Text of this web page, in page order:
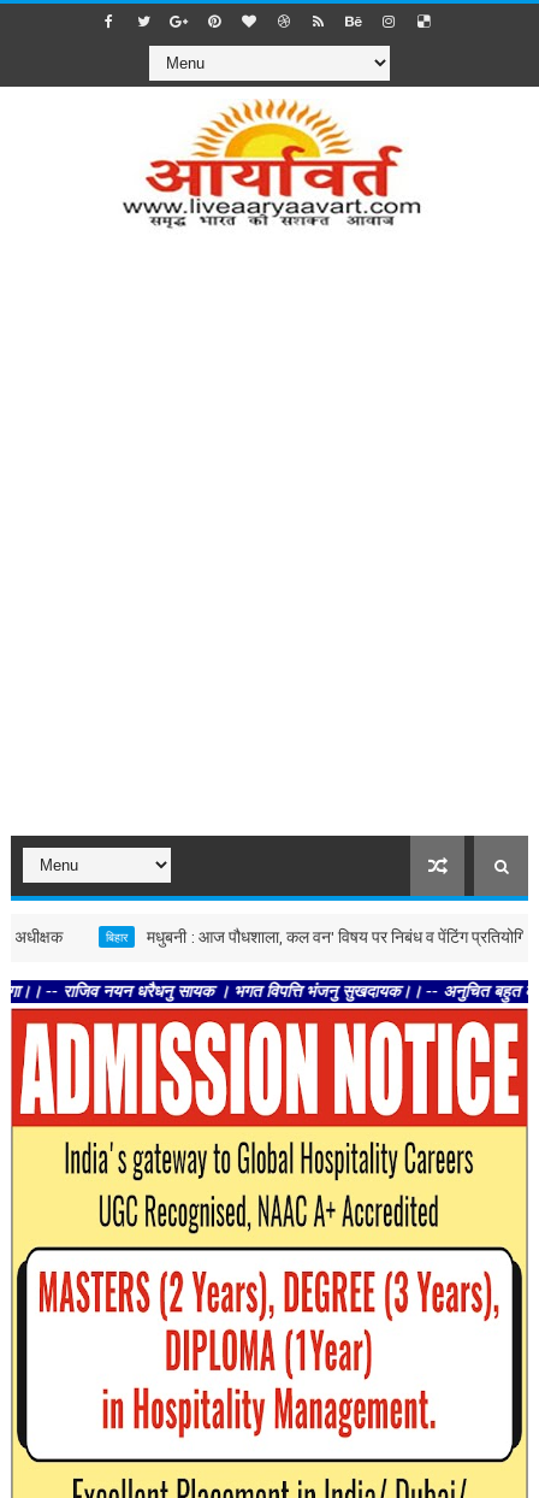
बिहार मधुबनी : आज पौधशाला, कल वन' विषय पर निबंध व पेंटिंग प्रतियोगिता में
धरैधनु सायक । भगत विपत्ति भंजनु सुखदायक।। -- अनुचित बहुत कहेउं अग्याता ।